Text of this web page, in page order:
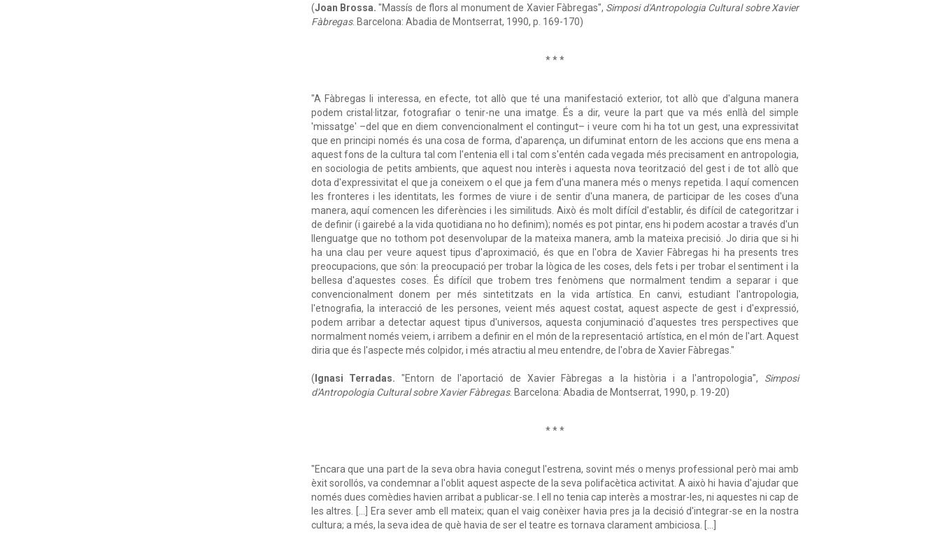
(Joan Brossa. "Massís de flors al monument de Xavier Fàbregas", Simposi d'Antropologia Cultural sobre Xavier
Fàbregas. Barcelona: Abadia de Montserrat, 1990, p. 169-170)
* * *
"A Fàbregas li interessa, en efecte, tot allò que té una manifestació exterior, tot allò que d'alguna manera
podem cristal·litzar, fotografiar o tenir-ne una imatge. És a dir, veure la part que va més enllà del simple
'missatge' –del que en diem convencionalment el contingut– i veure com hi ha tot un gest, una expressivitat
que en principi només és una cosa de forma, d'aparença, un difuminat entorn de les accions que ens mena a
aquest fons de la cultura tal com l'entenia ell i tal com s'entén cada vegada més precisament en antropologia,
en sociologia de petits ambients, que aquest nou interès i aquesta nova teorització del gest i de tot allò que
dota d'expressivitat el que ja coneixem o el que ja fem d'una manera més o menys repetida. I aquí comencen
les fronteres i les identitats, les formes de viure i de sentir d'una manera, de participar de les coses d'una
manera, aquí comencen les diferències i les similituds. Això és molt difícil d'establir, és difícil de categoritzar i
de definir (i gairebé a la vida quotidiana no ho definim); només es pot pintar, ens hi podem acostar a través d'un
llenguatge que no tothom pot desenvolupar de la mateixa manera, amb la mateixa precisió. Jo diria que si hi
ha una clau per veure aquest tipus d'aproximació, és que en l'obra de Xavier Fàbregas hi ha presents tres
preocupacions, que són: la preocupació per trobar la lògica de les coses, dels fets i per trobar el sentiment i la
bellesa d'aquestes coses. És difícil que trobem tres fenòmens que normalment tendim a separar i que
convencionalment donem per més sintetitzats en la vida artística. En canvi, estudiant l'antropologia,
l'etnografia, la interacció de les persones, veient més aquest costat, aquest aspecte de gest i d'expressió,
podem arribar a detectar aquest tipus d'universos, aquesta conjuminació d'aquestes tres perspectives que
normalment només veiem, i arribem a definir en el món de la representació artística, en el món de l'art. Aquest
diria que és l'aspecte més colpidor, i més atractiu al meu entendre, de l'obra de Xavier Fàbregas."
( Ignasi Terradas. "Entorn de l'aportació de Xavier Fàbregas a la història i a l'antropologia", Simposi
d'Antropologia Cultural sobre Xavier Fàbregas. Barcelona: Abadia de Montserrat, 1990, p. 19-20)
* * *
"Encara que una part de la seva obra havia conegut l'estrena, sovint més o menys professional però mai amb
èxit sorollós, va condemnar a l'oblit aquest aspecte de la seva polifacètica activitat. A això hi havia d'ajudar que
només dues comèdies havien arribat a publicar-se. I ell no tenia cap interès a mostrar-les, ni aquestes ni cap de
les altres. […] Era sever amb ell mateix; quan el vaig conèixer havia pres ja la decisió d'integrar-se en la nostra
cultura; a més, la seva idea de què havia de ser el teatre es tornava clarament ambiciosa. […]